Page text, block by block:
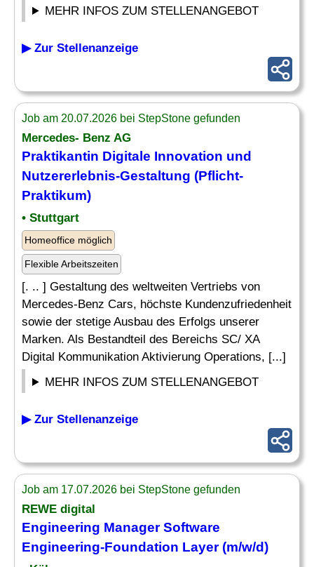
MEHR INFOS ZUM STELLENANGEBOT
▶ Zur Stellenanzeige
Job am 20.07.2026 bei StepStone gefunden
Mercedes- Benz AG
Praktikantin Digitale Innovation und
Nutzererlebnis-Gestaltung (Pflicht-
Praktikum)
• Stuttgart
Homeoffice möglich
Flexible Arbeitszeiten
[. .. ] Gestaltung des weltweiten Vertriebs von
Mercedes-Benz Cars, höchste Kundenzufriedenheit
sowie der stetige Ausbau des Erfolgs unserer
Marken. Als Bestandteil des Bereichs SC/ XA
Digital Kommunikation Aktivierung Operations, [...]
MEHR INFOS ZUM STELLENANGEBOT
▶ Zur Stellenanzeige
Job am 17.07.2026 bei StepStone gefunden
REWE digital
Engineering ManagerSoftware
Engineering-Foundation Layer (m/w/d)